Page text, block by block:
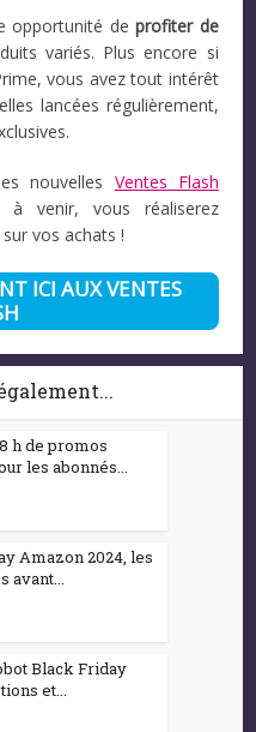
opportunité deprofiter de
variés. Plus encore si
vous avez tout intérêt
lancées régulièrement,
nouvelles Ventes Flash
à venir, vous réaliserez
vos achats !
ICI AUX VENTES
h de promos
les abonnés...
Amazon 2024, les
avant...
Black Friday
et...